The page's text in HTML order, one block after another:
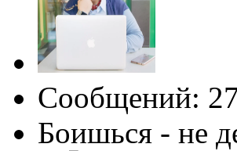
Сообщений:
Боишься - не